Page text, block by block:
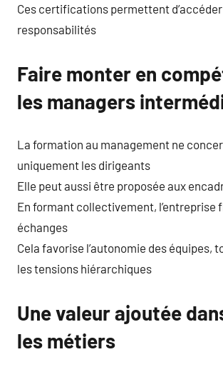
Ces certifications permettent
responsabilités
Faire monter en
les managers
La formation au management ne
uniquement les dirigeants
Elle peut aussi être proposée aux
En formant collectivement, l’entreprise
échanges
Cela favorise l’autonomie des équipes,
les tensions hiérarchiques
Une valeur ajoutée
les métiers